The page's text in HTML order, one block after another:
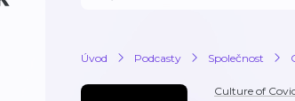
Úvod Podcasty Společnost
Culture of